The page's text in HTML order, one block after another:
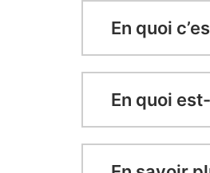
En quoi
En quoi